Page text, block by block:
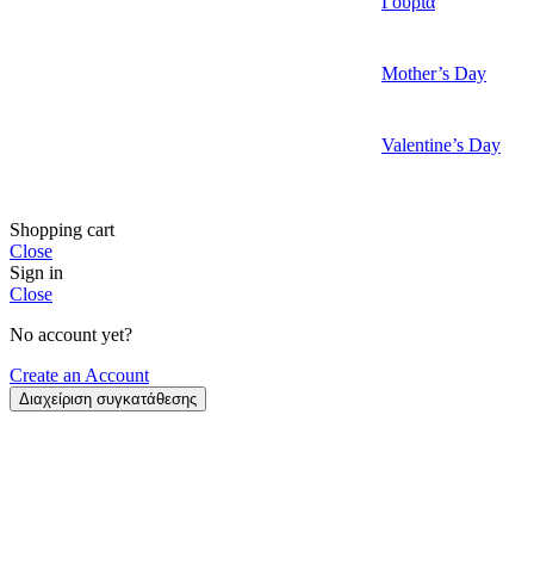
Mother’s Day
Valentine’s Day
Shopping cart
Close
Sign in
Close
No account yet?
Create an Account
Διαχείριση συγκατάθεσης